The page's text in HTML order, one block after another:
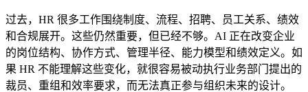
过去，HR 很多工作围绕制度、流程、招聘、员工关系、绩效
和合规展开。这些仍然重要，但已经不够。AI 正在改变企业
的岗位结构、协作方式、管理半径、能力模型和绩效定义。如
果 HR 不能理解这些变化，就很容易被动执行业务部门提出的
裁员、重组和效率要求，而无法真正参与组织未来的设计。